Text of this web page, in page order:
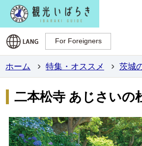
For Foreigners
For Foreigners
ホーム 特集・オススメ 茨城
二本松寺 あじさいの